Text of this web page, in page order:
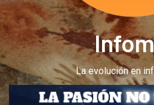
La evolución en